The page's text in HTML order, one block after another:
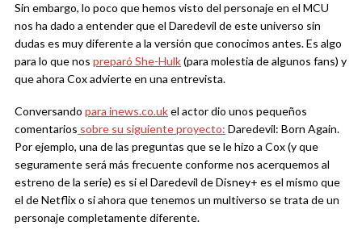
Sin embargo, lo poco que hemos visto del personaje en el MCU
nos ha dado a entender que el Daredevil de este universo sin
dudas es muy diferente a la versión que conocimos antes. Es algo
para lo que nos preparó She-Hulk(para molestia de algunos fans) y
que ahora Cox advierte en una entrevista.
Conversando para inews.co.ukel actor dio unos pequeños
comentarios sobre su siguiente proyecto: Daredevil: Born Again.
Por ejemplo, una de las preguntas que se le hizo a Cox (y que
seguramente será más frecuente conforme nos acerquemos al
estreno de la serie) es si el Daredevil de Disney+ es el mismo que
el de Netflix o si ahora que tenemos un multiverso se trata de un
personaje completamente diferente.